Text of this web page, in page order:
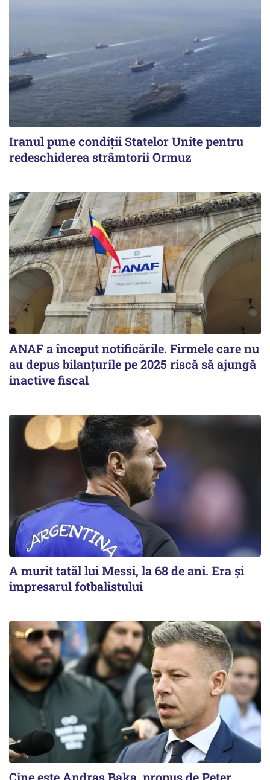
Iranul pune condiții Statelor Unite pentru
redeschiderea strâmtorii Ormuz
ANAF a început notificările. Firmele care nu
au depus bilanțurile pe 2025 riscă să ajungă
inactive fiscal
A murit tatăl lui Messi, la 68 de ani. Era și
impresarul fotbalistului
Cine este Andras Baka, propus de Peter